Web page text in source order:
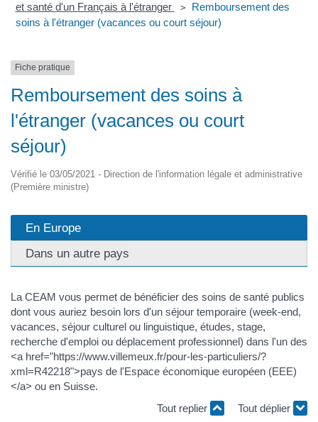
et santé d'un Français à l'étranger
>
Remboursement des
soins à l'étranger (vacances ou court séjour)
Fiche pratique
Remboursement des soins à
l'étranger (vacances ou court
séjour)
Vérifié le 03/05/2021 - Direction de l'information légale et administrative
(Première ministre)
En Europe
Dans un autre pays
La CEAM vous permet de bénéficier des soins de santé publics
dont vous auriez besoin lors d'un séjour temporaire (week-end,
vacances, séjour culturel ou linguistique, études, stage,
recherche d'emploi ou déplacement professionnel) dans l'un des
<a href="https://www.villemeux.fr/pour-les-particuliers/?
xml=R42218">pays de l'Espace économique européen (EEE)
</a> ou en Suisse.
Tout replier
Tout déplier